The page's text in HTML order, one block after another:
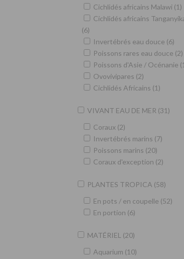
Cichlidés africains Malawi (1)
Cichlidés africains
(6)
Invertébrés eau douce (6)
Poissons rares eau douce (2)
Poissons d'Asie / Océnanie
Ovovivipares (2)
Cichlidés Africains (1)
VIVANT EAU DE MER (31)
Coraux (2)
Invertébrés marins (7)
Poissons marins (20)
Coraux d'exception (2)
PLANTES TROPICA (58)
En pots / en coupelle (52)
En portion (6)
MATÉRIEL (20)
Aquarium (10)